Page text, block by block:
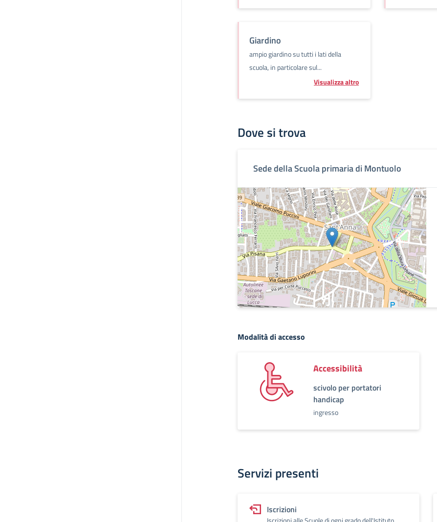
Giardino
ampio giardino su tutti i lati della
scuola, in particolare sul...
Visualizza altro
Dove si trova
Sede della Scuola primaria di Montuolo
Modalità di accesso
Accessibilità
scivolo per portatori
handicap
ingresso
Servizi presenti
Iscrizioni